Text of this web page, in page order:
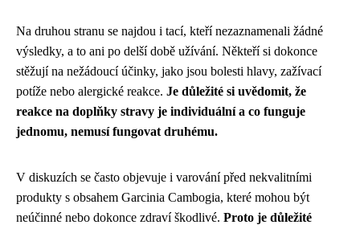
Na druhou stranu se najdou i tací, kteří nezaznamenali žádné
výsledky, a to ani po delší době užívání. Někteří si dokonce
stěžují na nežádoucí účinky, jako jsou bolesti hlavy, zažívací
potíže nebo alergické reakce. Je důležité si uvědomit, že
reakce na doplňky stravy je individuální a co funguje
jednomu, nemusí fungovat druhému.
V diskuzích se často objevuje i varování před nekvalitními
produkty s obsahem Garcinia Cambogia, které mohou být
neúčinné nebo dokonce zdraví škodlivé. Proto je důležité